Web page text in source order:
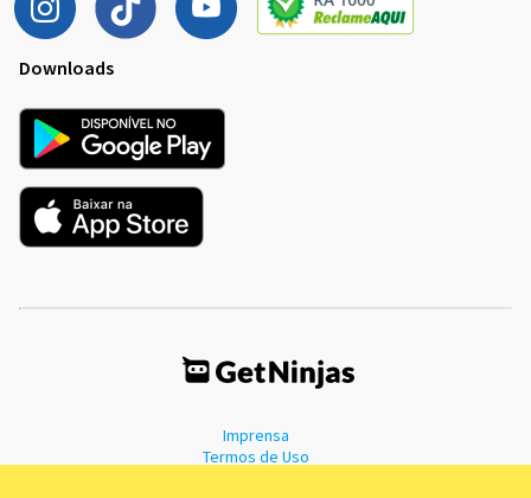
Downloads
Imprensa
Termos de Uso